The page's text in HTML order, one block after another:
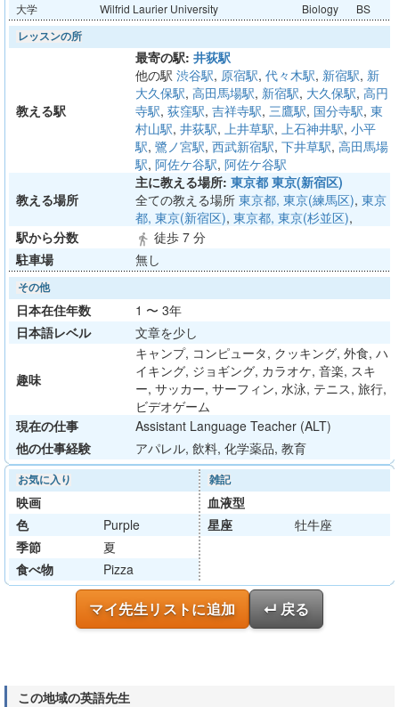
大学 Wilfrid Laurier University Biology BS
レッスンの所
教える駅
最寄の駅: 井荻駅
他の駅 渋谷駅, 原宿駅, 代々木駅, 新宿駅, 新
大久保駅, 高田馬場駅, 新宿駅, 大久保駅, 高円
寺駅, 荻窪駅, 吉祥寺駅, 三鷹駅, 国分寺駅, 東
村山駅, 井荻駅, 上井草駅, 上石神井駅, 小平
駅, 鷺ノ宮駅, 西武新宿駅, 下井草駅, 高田馬場
駅, 阿佐ケ谷駅, 阿佐ケ谷駅
教える場所
主に教える場所: 東京都 東京(新宿区)
全ての教える場所 東京都, 東京(練馬区), 東京
都, 東京(新宿区), 東京都, 東京(杉並区),
駅から分数
directions_walk 徒歩 7 分
駐車場
無し
その他
日本在住年数
1 〜 3年
日本語レベル
文章を少し
趣味
キャンプ, コンピュータ, クッキング, 外食, ハ
イキング, ジョギング, カラオケ, 音楽, スキ
ー, サッカー, サーフィン, 水泳, テニス, 旅行,
ビデオゲーム
現在の仕事
Assistant Language Teacher (ALT)
他の仕事経験
アパレル, 飲料, 化学薬品, 教育
お気に入り
映画
色
Purple
季節
夏
食べ物
Pizza
雑記
血液型
星座
牡牛座
マイ先生リストに追加 ↵ 戻る
この地域の英語先生